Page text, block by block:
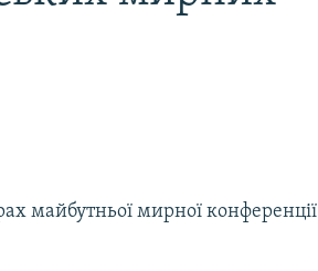
майбутньої мирної конференції